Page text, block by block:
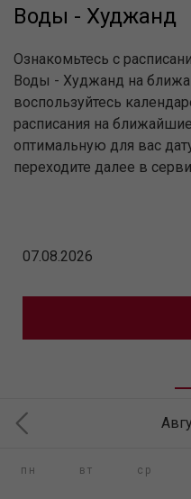
Воды - Худжанд
Ознакомьтесь с
Воды - Худжанд на
воспользуйтесь
расписания на
оптимальную для вас
переходите далее в
пн вт ср